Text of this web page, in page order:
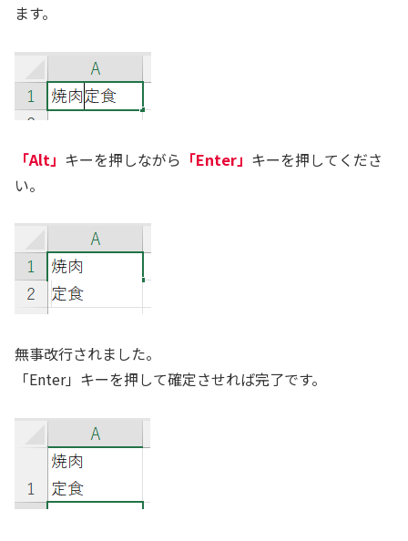
ます。
「Alt」 キーを押しながら 「Enter」 キーを押してくださ
い。
無事改行されました。
「Enter」キーを押して確定させれば完了です。